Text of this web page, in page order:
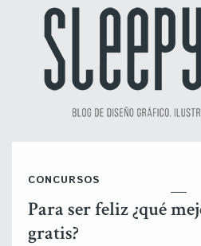
CONCURSOS
Para ser feliz ¿qué
gratis?